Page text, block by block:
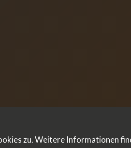
zu. Weitere Informationen